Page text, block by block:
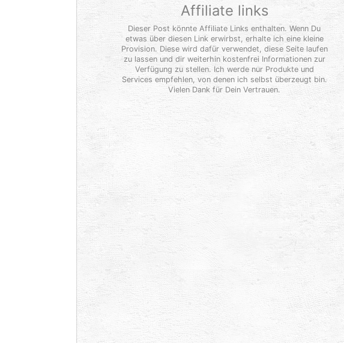
Affiliate links
Dieser Post könnte Affiliate Links enthalten. Wenn Du
etwas über diesen Link erwirbst, erhalte ich eine kleine
Provision. Diese wird dafür verwendet, diese Seite laufen
zu lassen und dir weiterhin kostenfrei Informationen zur
Verfügung zu stellen. Ich werde nur Produkte und
Services empfehlen, von denen ich selbst überzeugt bin.
Vielen Dank für Dein Vertrauen.